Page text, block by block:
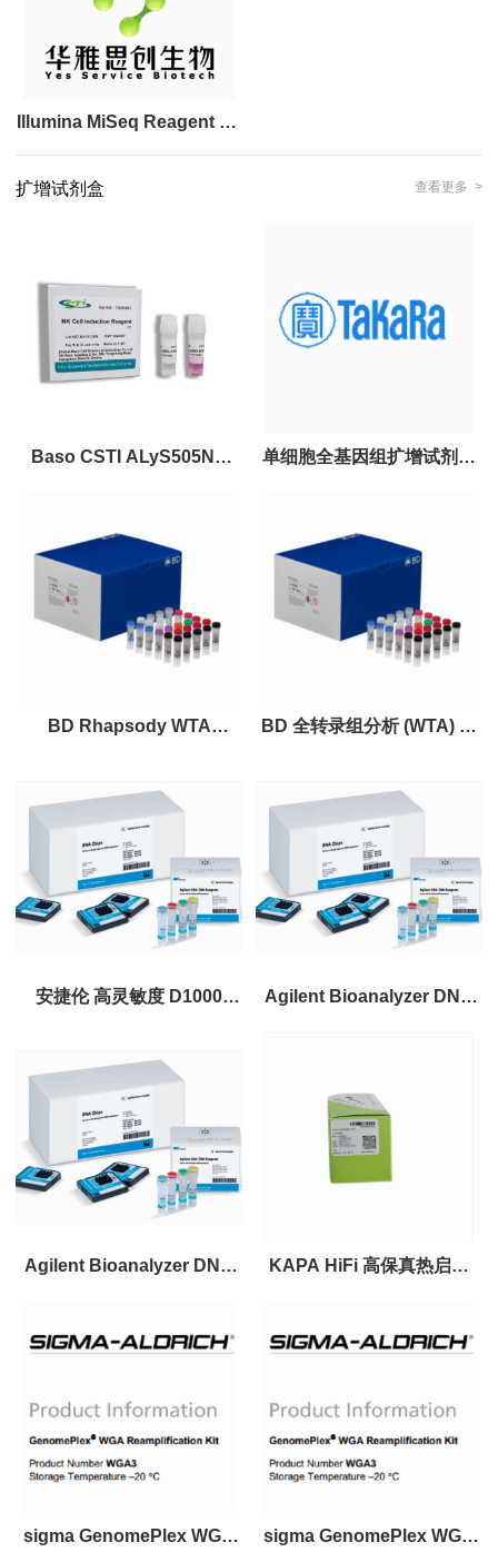
Illumina MiSeq Reagent Kit
扩增试剂盒
查看更多 >
Baso CSTI ALyS505NK
（3.0A）
单细胞全基因组扩增试剂盒
WGA Kit
BD Rhapsody WTA
分析扩增试剂盒
BD 全转录组分析 (WTA) 扩
安捷伦 高灵敏度 D1000 Agilent Bioanalyzer DNA
Agilent Bioanalyzer DNA KAPA HiFi 高保真热启动
sigma GenomePlex WGA sigma GenomePlex WGA